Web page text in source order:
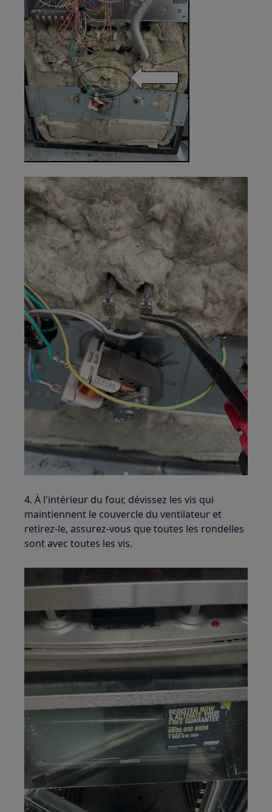
4. À l'intérieur du four, dévissez les vis qui
maintiennent le couvercle du ventilateur et
retirez-le, assurez-vous que toutes les rondelles
sont avec toutes les vis.